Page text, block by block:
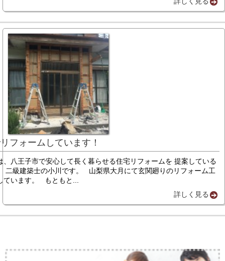
フォームしています！
、八王子市で安心して長く暮らせる住宅リフォームを 提案している
二級建築士の小川です。 山梨県大月にて玄関廻りのリフォーム工
ています。 もともと...
詳しく見る